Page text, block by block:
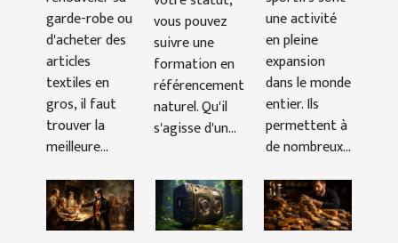
d’articles
textiles
chez un
grossiste ?
garde-robe ou
d'acheter des
articles
textiles en
gros, il faut
trouver la
meilleure...
vous pouvez
suivre une
formation en
référencement
naturel. Qu'il
s'agisse d'un...
plus
d'argent?
une activité
en pleine
expansion
dans le monde
entier. Ils
permettent à
de nombreux...